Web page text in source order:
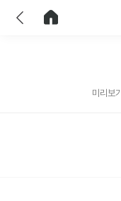
미리보기